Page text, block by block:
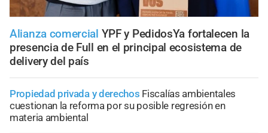
Alianza comercial YPF y PedidosYa fortalecen la
presencia de Full en el principal ecosistema de
delivery del país
Propiedad privada y derechos Fiscalías ambientales
cuestionan la reforma por su posible regresión en
materia ambiental